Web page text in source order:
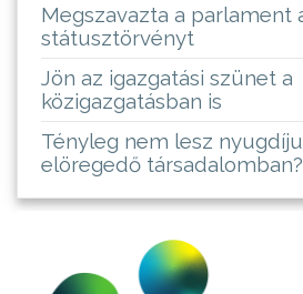
Megszavazta a parlament
státusztörvényt
Jön az igazgatási szünet a
közigazgatásban is
Tényleg nem lesz
elöregedő társadalomban?